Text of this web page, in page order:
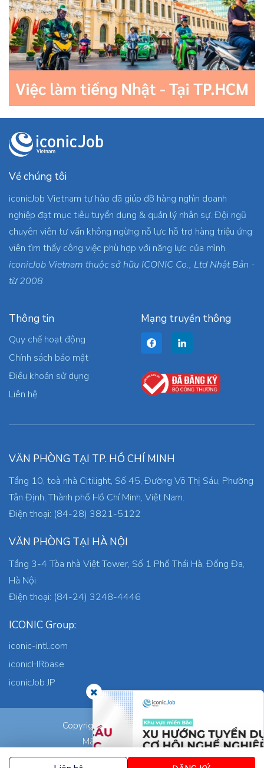
Về chúng tôi
iconicJob Vietnam tự hào đã giúp đỡ hàng nghìn doanh
nghiệp đạt mục tiêu tuyển dụng & quản lý nhân sự. Đội ngũ
chuyên viên tư vấn không ngừng nỗ lực hỗ trợ hàng triệu ứng
viên tìm thấy công việc phù hợp với năng lực của mình.
iconicJob Vietnam thuộc sở hữu ICONIC Co., Ltd Nhật Bản -
từ 2008
Thông tin
Quy chế hoạt động
Chính sách bảo mật
Điều khoản sử dụng
Liên hệ
Mạng truyền thông
VĂN PHÒNG TẠI TP. HỒ CHÍ MINH
Tầng 10, toà nhà Citilight, Số 45, Đường Võ Thị Sáu, Phường
Tân Định, Thành phố Hồ Chí Minh, Việt Nam.
Điện thoại: (84-28) 3821-5122
VĂN PHÒNG TẠI HÀ NỘI
Tầng 3-4 Tòa nhà Việt Tower, Số 1 Phố Thái Hà, Đống Đa,
Hà Nội
Điện thoại: (84-24) 3248-4446
ICONIC Group:
iconic-intl.com
iconicHRbase
iconicJob JP
Copyright © 2026 ICONIC Co., Ltd.
Mã số thuế: 0305745871
Nơi cấp: TP.HCM